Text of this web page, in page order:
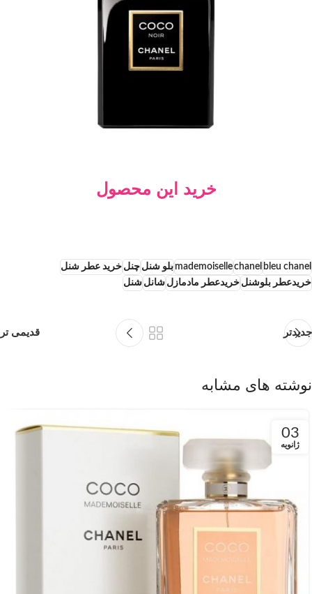
خرید این محصول
bleu chanel
chanel
mademoiselle بلو شنل چنل خرید عطر شنل
خریدعطر بلوشنل خریدعطر مادمازل شانل شنل
جدیدتر قدیمی تر
نوشته های مشابه
03
ژانویه